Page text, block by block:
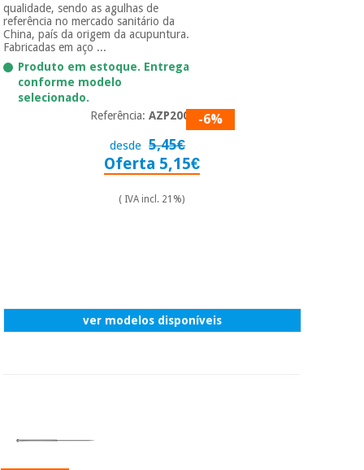
Vestuário
sanitário
Veterinária
Aerobic,
fitness e
pilates
Desportos
Instrumental
qualidade, sendo as agulhas de
referência no mercado sanitário da
China, país da origem da acupuntura.
Fabricadas em aço ...
Produto em estoque. Entrega
conforme modelo
selecionado.
Referência:AZP2007 -6%
desde 5,45€
Oferta 5,15€
( IVA incl. 21%)
ver modelos disponíveis